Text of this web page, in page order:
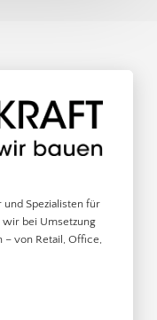
und Spezialisten für
wir bei Umsetzung
– von Retail, Office,